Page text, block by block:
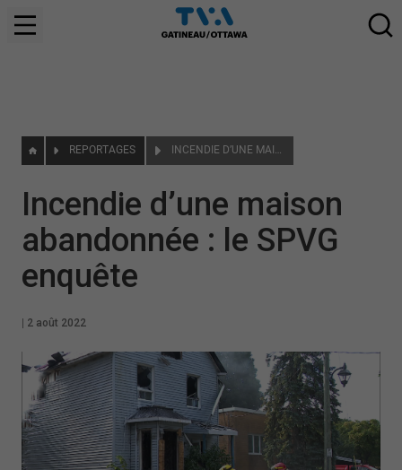
REPORTAGES INCENDIE D’UNE MAISON ABANDONNÉE : LE SPVG ENQUÊTE
Incendie d’une maison
abandonnée : le SPVG
enquête
2 août 2022